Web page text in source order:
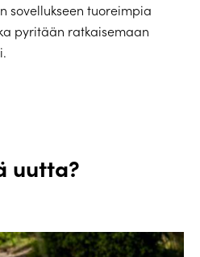
sovellukseen tuoreimpia
pyritään ratkaisemaan
uutta?